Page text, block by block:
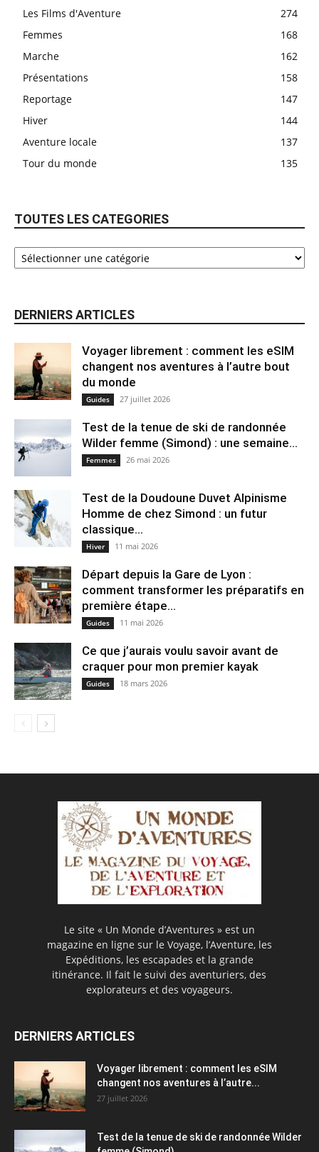
Les Films d'Aventure
274
Femmes
168
Marche
162
Présentations
158
Reportage
147
Hiver
144
Aventure locale
137
Tour du monde
135
TOUTES LES CATEGORIES
DERNIERS ARTICLES
Voyager librement : comment les eSIM
changent nos aventures à l’autre bout
du monde
Guides 27 juillet 2026
Test de la tenue de ski de randonnée
Wilder femme (Simond) : une semaine...
Femmes 26 mai 2026
Test de la Doudoune Duvet Alpinisme
Homme de chez Simond : un futur
classique...
Hiver 11 mai 2026
Départ depuis la Gare de Lyon :
comment transformer les préparatifs en
pre⁠mière étape...
Guides 11 mai 2026
Ce que j’aurais voulu savoir avant de
craquer pour mon premier kayak
Guides 18 mars 2026
Le site « Un Monde d’Aventures » est un
magazine en ligne sur le Voyage, l’Aventure, les
Expéditions, les escapades et la grande
itinérance. Il fait le suivi des aventuriers, des
explorateurs et des voyageurs.
DERNIERS ARTICLES
Voyager librement : comment les eSIM
changent nos aventures à l’autre...
27 juillet 2026
Test de la tenue de ski de randonnée Wilder